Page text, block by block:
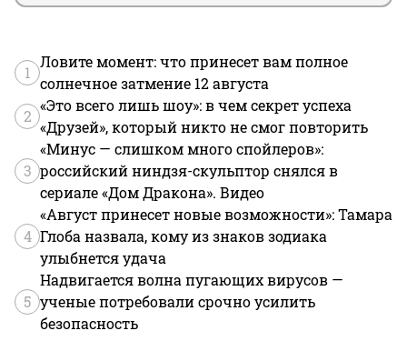
1
Ловите момент: что принесет вам полное
солнечное затмение 12 августа
2
«Это всего лишь шоу»: в чем секрет успеха
«Друзей», который никто не смог повторить
3
«Минус — слишком много спойлеров»:
российский ниндзя-скульптор снялся в
сериале «Дом Дракона». Видео
4
«Август принесет новые возможности»: Тамара
Глоба назвала, кому из знаков зодиака
улыбнется удача
5
Надвигается волна пугающих вирусов —
ученые потребовали срочно усилить
безопасность